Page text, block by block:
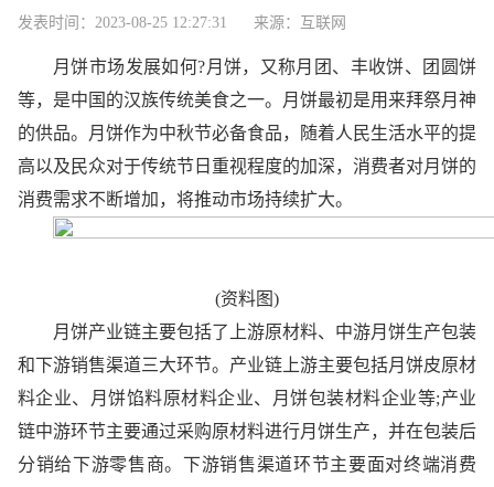
发表时间：2023-08-25 12:27:31 来源：互联网
月饼市场发展如何?月饼，又称月团、丰收饼、团圆饼
等，是中国的汉族传统美食之一。月饼最初是用来拜祭月神
的供品。月饼作为中秋节必备食品，随着人民生活水平的提
高以及民众对于传统节日重视程度的加深，消费者对月饼的
消费需求不断增加，将推动市场持续扩大。
(资料图)
月饼产业链主要包括了上游原材料、中游月饼生产包装
和下游销售渠道三大环节。产业链上游主要包括月饼皮原材
料企业、月饼馅料原材料企业、月饼包装材料企业等;产业
链中游环节主要通过采购原材料进行月饼生产，并在包装后
分销给下游零售商。下游销售渠道环节主要面对终端消费